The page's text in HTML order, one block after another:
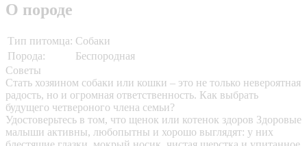
О породе
Тип питомца: Собаки
Порода:
Беспородная
Советы
Стать хозяином собаки или кошки – это не только невероятная
радость, но и огромная ответственность. Как выбрать
будущего четвероного члена семьи?
Удостоверьтесь в том, что щенок или котенок здоров Здоровые
малыши активны, любопытны и хорошо выглядят: у них